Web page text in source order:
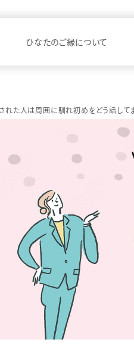
ひなたのご縁について
れた人は周囲に馴れ初めをどう話して